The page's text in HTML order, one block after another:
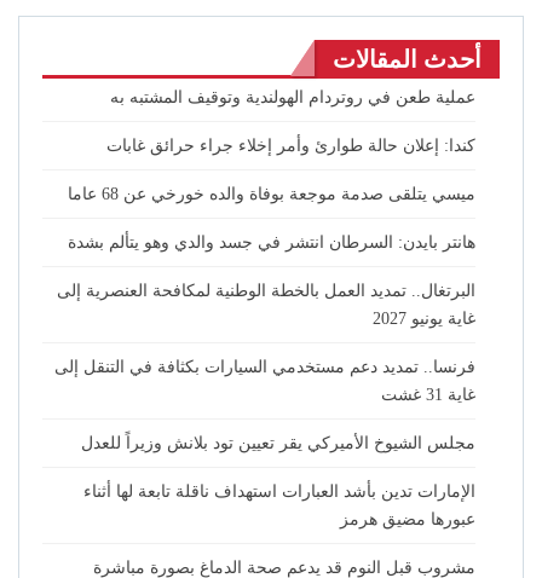
أحدث المقالات
عملية طعن في روتردام الهولندية وتوقيف المشتبه به
كندا: إعلان حالة طوارئ وأمر إخلاء جراء حرائق غابات
ميسي يتلقى صدمة موجعة بوفاة والده خورخي عن 68 عاما
هانتر بايدن: السرطان انتشر في جسد والدي وهو يتألم بشدة
البرتغال.. تمديد العمل بالخطة الوطنية لمكافحة العنصرية إلى
غاية يونيو 2027
فرنسا.. تمديد دعم مستخدمي السيارات بكثافة في التنقل إلى
غاية 31 غشت
مجلس الشيوخ الأميركي يقر تعيين تود بلانش وزيراً للعدل
الإمارات تدين بأشد العبارات استهداف ناقلة تابعة لها أثناء
عبورها مضيق هرمز
مشروب قبل النوم قد يدعم صحة الدماغ بصورة مباشرة